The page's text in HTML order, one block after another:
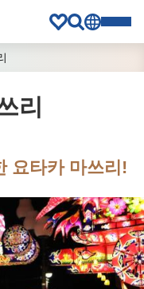
리
요타카 마쓰리!